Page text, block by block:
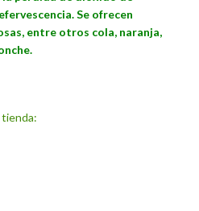
. Se ofrecen
entre otros cola, naranja,